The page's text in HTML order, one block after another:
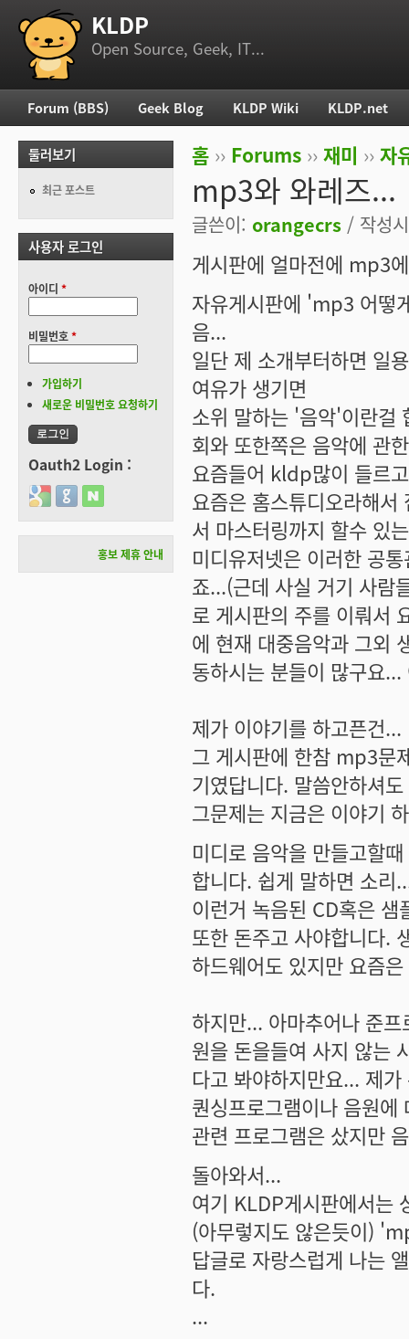
부 메뉴 KLDP
Open Source, Geek, IT...
현재 위치
홈 ›› Forums ›› 재미 ›› 자
mp3와 와레즈...
글쓴이: orangecrs / 작성
게시판에 얼마전에 mp3
자유게시판에 'mp3 어떻
음...
일단 제 소개부터하면 일
여유가 생기면
소위 말하는 '음악'이란걸
회와 또한쪽은 음악에 관
요즘들어 kldp많이 들르
요즘은 홈스튜디오라해
서 마스터링까지 할수 있
미디유저넷은 이러한 공
죠...(근데 사실 거기 사람
로 게시판의 주를 이뤄서
에 현재 대중음악과 그외
동하시는 분들이 많구요
제가 이야기를 하고픈건...
그 게시판에 한참 mp3문
기였답니다. 말씀안하셔
그문제는 지금은 이야기
미디로 음악을 만들고할
합니다. 쉽게 말하면 소리
이런거 녹음된 CD혹은
또한 돈주고 사야합니다.
하드웨어도 있지만 요즘
하지만... 아마추어나 준
원을 돈을들여 사지 않는
다고 봐야하지만요... 제
퀀싱프로그램이나 음원
관련 프로그램은 샀지만
돌아와서...
여기 KLDP게시판에서는
(아무렇지도 않은듯이)
답글로 자랑스럽게 나는
다.
...
주 메뉴
Forum (BBS) Geek Blog KLDP Wiki KLDP.net
둘러보기
최근 포스트
사용자 로그인
아이디 *
비밀번호*
가입하기
새로운 비밀번호 요청하기
Oauth2 Login :
Login with Google
Login with GitHub
Login with Naver
홍보 제휴 안내